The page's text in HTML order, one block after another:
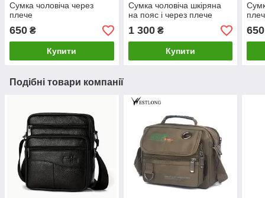
Сумка чоловіча через
плече
650 ₴
Купити
Сумка чоловіча шкіряна
на пояс і через плече
1 300₴
Купити
650
Подібні товари компанії